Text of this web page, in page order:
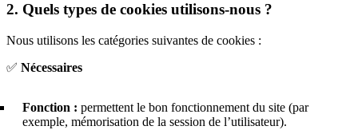
2. Quels types de cookies utilisons-nous ?
Nous utilisons les catégories suivantes de cookies :
✅ Nécessaires
Fonction : permettent le bon fonctionnement du site (par
exemple, mémorisation de la session de l’utilisateur).